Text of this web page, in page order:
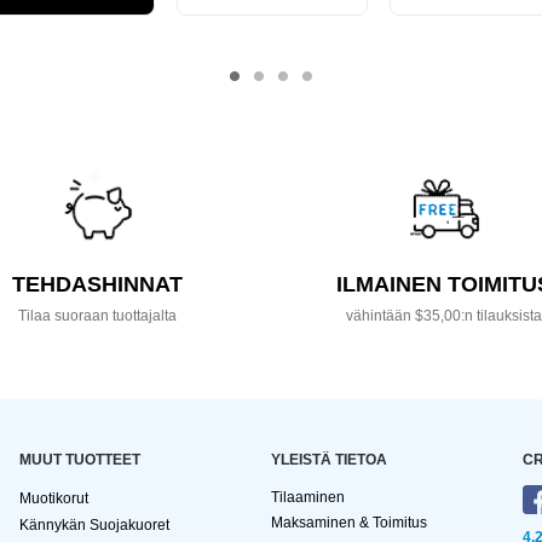
TEHDASHINNAT
Tilaa suoraan tuottajalta
ILMAINEN
vähintään $35,00:n tilauksista
MUUT TUOTTEET
Muotikorut
Kännykän Suojakuoret
YLEISTÄ TIETOA
Tilaaminen
Maksaminen & Toimitus